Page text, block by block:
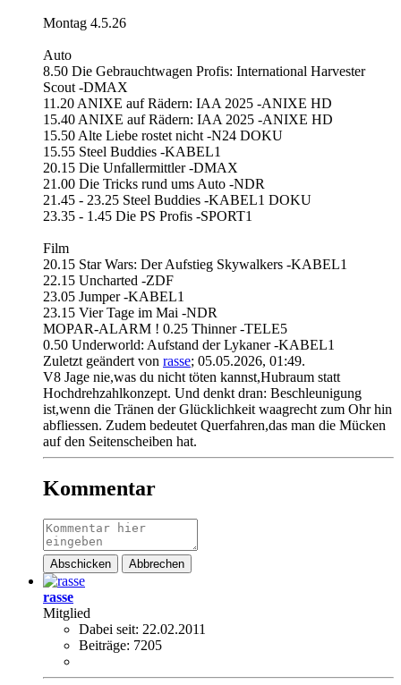
Montag 4.5.26
Auto
8.50 Die Gebrauchtwagen Profis: International Harvester
Scout -DMAX
11.20 ANIXE auf Rädern: IAA 2025 -ANIXE HD
15.40 ANIXE auf Rädern: IAA 2025 -ANIXE HD
15.50 Alte Liebe rostet nicht -N24 DOKU
15.55 Steel Buddies -KABEL1
20.15 Die Unfallermittler -DMAX
21.00 Die Tricks rund ums Auto -NDR
21.45 - 23.25 Steel Buddies -KABEL1 DOKU
23.35 - 1.45 Die PS Profis -SPORT1
Film
20.15 Star Wars: Der Aufstieg Skywalkers -KABEL1
22.15 Uncharted -ZDF
23.05 Jumper -KABEL1
23.15 Vier Tage im Mai -NDR
MOPAR-ALARM ! 0.25 Thinner -TELE5
0.50 Underworld: Aufstand der Lykaner -KABEL1
Zuletzt geändert von rasse; 05.05.2026, 01:49.
V8 Jage nie,was du nicht töten kannst,Hubraum statt
Hochdrehzahlkonzept. Und denkt dran: Beschleunigung
ist,wenn die Tränen der Glücklichkeit waagrecht zum Ohr hin
abfliessen. Zudem bedeutet Querfahren,das man die Mücken
auf den Seitenscheiben hat.
Kommentar
Abschicken Abbrechen
rasse
Mitglied
Dabei seit: 22.02.2011
Beiträge: 7205